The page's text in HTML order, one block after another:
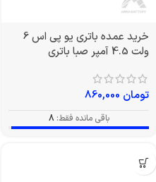
خرید عمده باتری یو پی اس 6
ولت 4.5 آمپر صبا باتری
تومان
باقی مانده فقط: 8